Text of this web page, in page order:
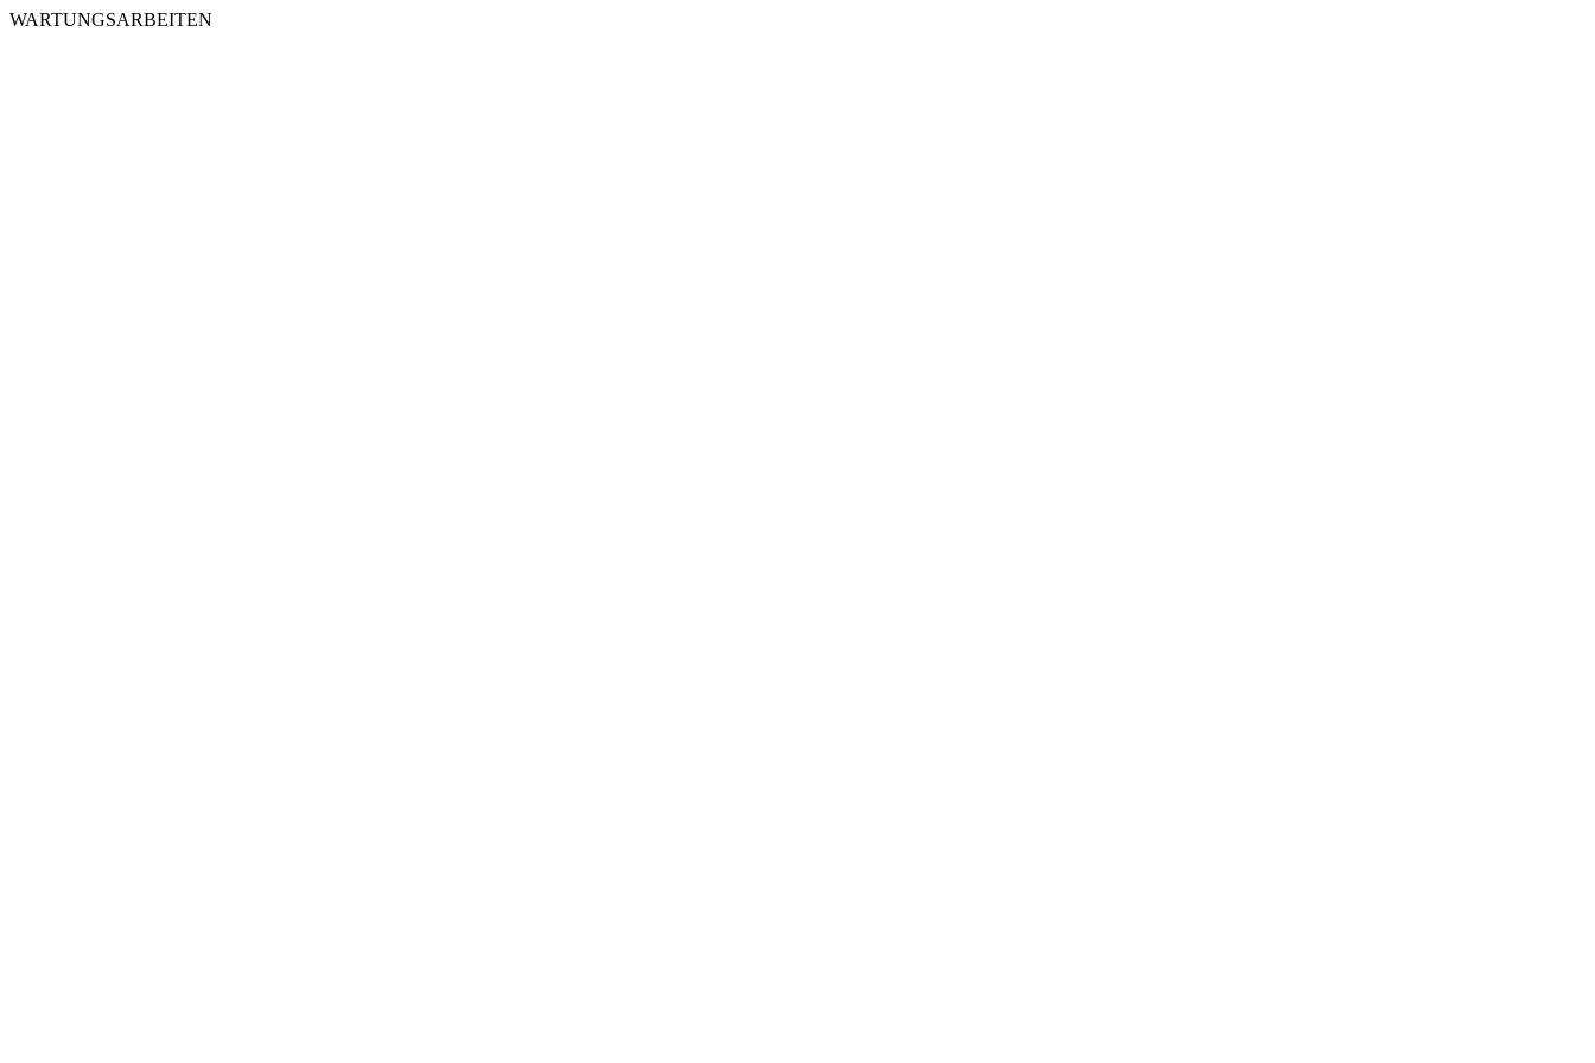
WARTUNGSARBEITEN